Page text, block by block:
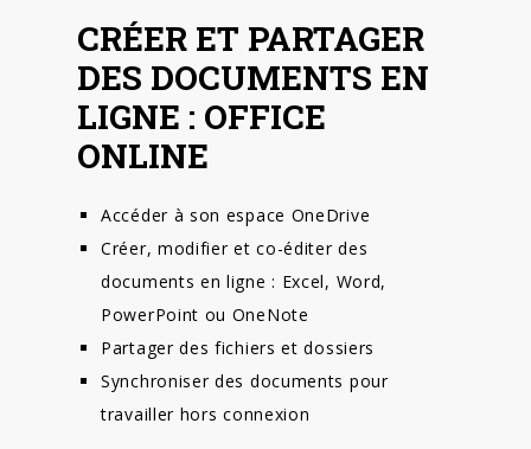
CRÉER ET PARTAGER
DES DOCUMENTS EN
LIGNE : OFFICE
ONLINE
Accéder à son espace OneDrive
Créer, modifier et co-éditer des
documents en ligne : Excel, Word,
PowerPoint ou OneNote
Partager des fichiers et dossiers
Synchroniser des documents pour
travailler hors connexion